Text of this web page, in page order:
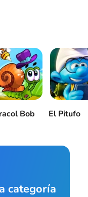
Bob El Pitufo
categoría